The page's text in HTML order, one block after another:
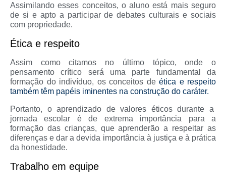
Assimilando esses conceitos, o aluno está mais seguro
de si e apto a participar de debates culturais e sociais
com propriedade.
Ética e respeito
Assim como citamos no último tópico, onde o
pensamento crítico será uma parte fundamental da
formação do indivíduo, os conceitos de ética e respeito
também têm papéis iminentes na construção do caráter.
Portanto, o aprendizado de valores éticos durante a
jornada escolar é de extrema importância para a
formação das crianças, que aprenderão a respeitar as
diferenças e dar a devida importância à justiça e à prática
da honestidade.
Trabalho em equipe